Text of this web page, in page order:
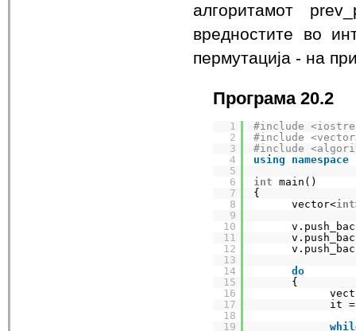
алгоритамот
вредностите во
пермутација - на
Програма 20.2
1
2
3
4
5
6
7
8
9
10
11
12
13
14
15
16
17
18
19
#include
#include
#include
using
namespace
int main()
{
vector<int
do
{
it =